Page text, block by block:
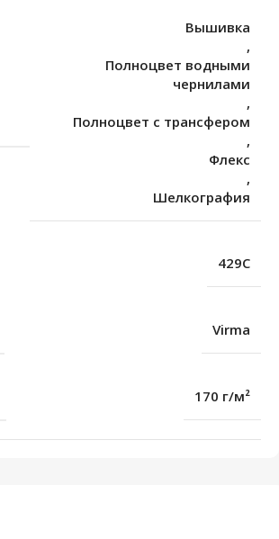
Вышивка
,
Полноцвет водными
чернилами
,
Полноцвет с трансфером
,
Флекс
,
Шелкография
429C
Virma
170 г/м²